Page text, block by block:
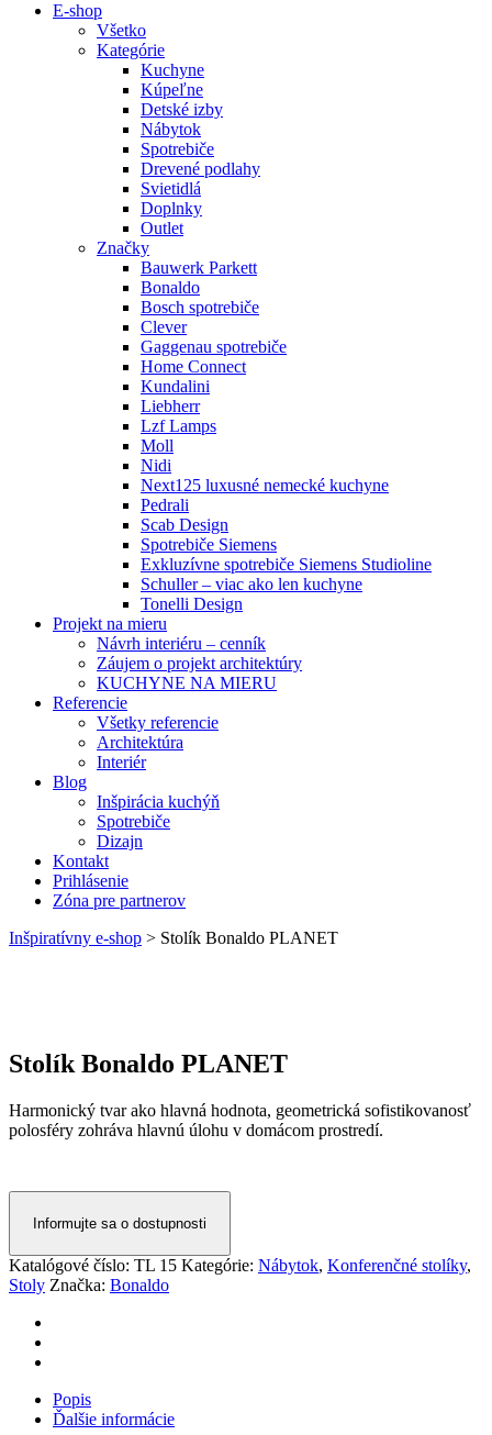
E-shop
Všetko
Kategórie
Kuchyne
Kúpeľne
Detské izby
Nábytok
Spotrebiče
Drevené podlahy
Svietidlá
Doplnky
Outlet
Značky
Bauwerk Parkett
Bonaldo
Bosch spotrebiče
Clever
Gaggenau spotrebiče
Home Connect
Kundalini
Liebherr
Lzf Lamps
Moll
Nidi
Next125 luxusné nemecké kuchyne
Pedrali
Scab Design
Spotrebiče Siemens
Exkluzívne spotrebiče Siemens Studioline
Schuller – viac ako len kuchyne
Tonelli Design
Projekt na mieru
Návrh interiéru – cenník
Záujem o projekt architektúry
KUCHYNE NA MIERU
Referencie
Všetky referencie
Architektúra
Interiér
Blog
Inšpirácia kuchýň
Spotrebiče
Dizajn
Kontakt
Prihlásenie
Zóna pre partnerov
Inšpiratívny e-shop > Stolík Bonaldo PLANET
Stolík Bonaldo PLANET
Harmonický tvar ako hlavná hodnota, geometrická sofistikovanosť
polosféry zohráva hlavnú úlohu v domácom prostredí.
Informujte sa o dostupnosti
Katalógové číslo: TL 15 Kategórie: Nábytok, Konferenčné stolíky,
Stoly Značka: Bonaldo
Popis
Ďalšie informácie